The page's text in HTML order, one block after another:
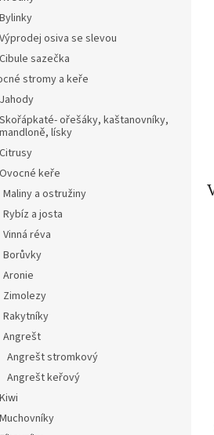
Bylinky
Výprodej osiva se slevou
Cibule sazečka
stromy a keře
Jahody
Skořápkaté- ořešáky, kaštanovníky,
mandloně, lísky
Citrusy
Ovocné keře
Maliny a ostružiny
Rybíz a josta
Vinná réva
Borůvky
Aronie
Zimolezy
Rakytníky
Angrešt
Angrešt stromkový
Angrešt keřový
Kiwi
Muchovníky